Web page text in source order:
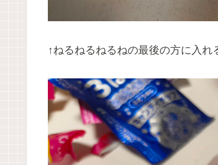
↑ねるねるねるねの最後の方に入れ